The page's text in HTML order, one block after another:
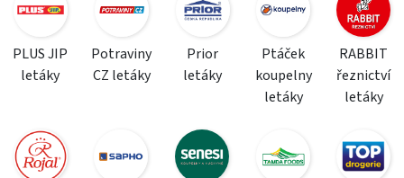
PLUS JIP
letáky
Potraviny
CZ letáky
Prior
letáky
Ptáček
koupelny
letáky
RABBIT
řeznictví
letáky